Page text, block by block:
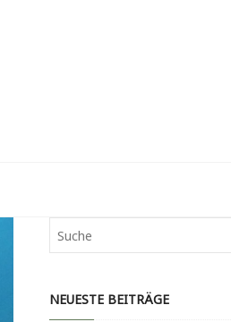
NEUESTE BEITRÄGE